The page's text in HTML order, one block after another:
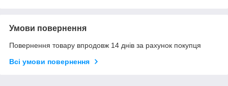
Умови повернення
Повернення товару впродовж 14 днів за рахунок покупця
Всі умови повернення